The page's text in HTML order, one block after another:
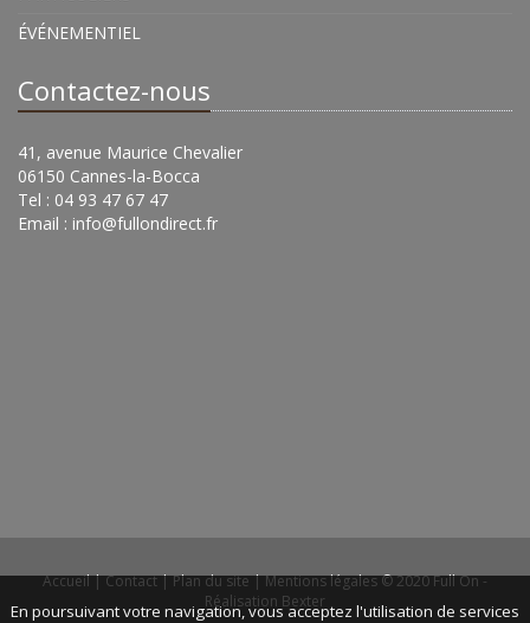
ÉVÉNEMENTIEL
Contactez-nous
41, avenue Maurice Chevalier
06150 Cannes-la-Bocca
Tel : 04 93 47 67 47
Email : info@fullondirect.fr
Accueil|Contact|Plan du site|Mentions légales© 2020 Full On -
Réalisation Bexter
En poursuivant votre navigation, vous acceptez l'utilisation de services